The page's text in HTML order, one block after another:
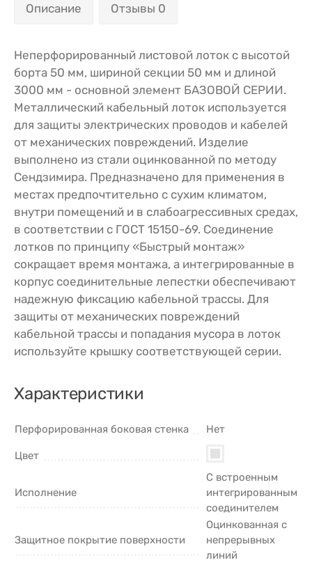
Описание Отзывы 0
Неперфорированный листовой лоток с высотой
борта 50 мм, шириной секции 50 мм и длиной
3000 мм - основной элемент БАЗОВОЙ СЕРИИ.
Металлический кабельный лоток используется
для защиты электрических проводов и кабелей
от механических повреждений. Изделие
выполнено из стали оцинкованной по методу
Сендзимира. Предназначено для применения в
местах предпочтительно с сухим климатом,
внутри помещений и в слабоагрессивных средах,
в соответствии с ГОСТ 15150-69. Соединение
лотков по принципу «Быстрый монтаж»
сокращает время монтажа, а интегрированные в
корпус соединительные лепестки обеспечивают
надежную фиксацию кабельной трассы. Для
защиты от механических повреждений
кабельной трассы и попадания мусора в лоток
используйте крышку соответствующей серии.
Характеристики
Перфорированная боковая стенка Нет
Цвет
Исполнение
С встроенным
интегрированным
соединителем
Защитное покрытие поверхности
Оцинкованная с
непрерывных
линий